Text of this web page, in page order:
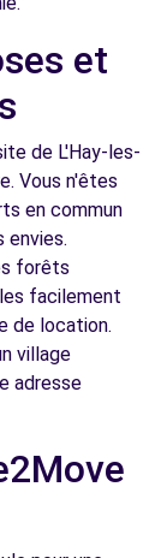
-
km
(P)
5.2 km
(C)
5.2 km
et
de L'Hay-les-
Vous n'êtes
en commun
envies.
forêts
facilement
de location.
village
adresse